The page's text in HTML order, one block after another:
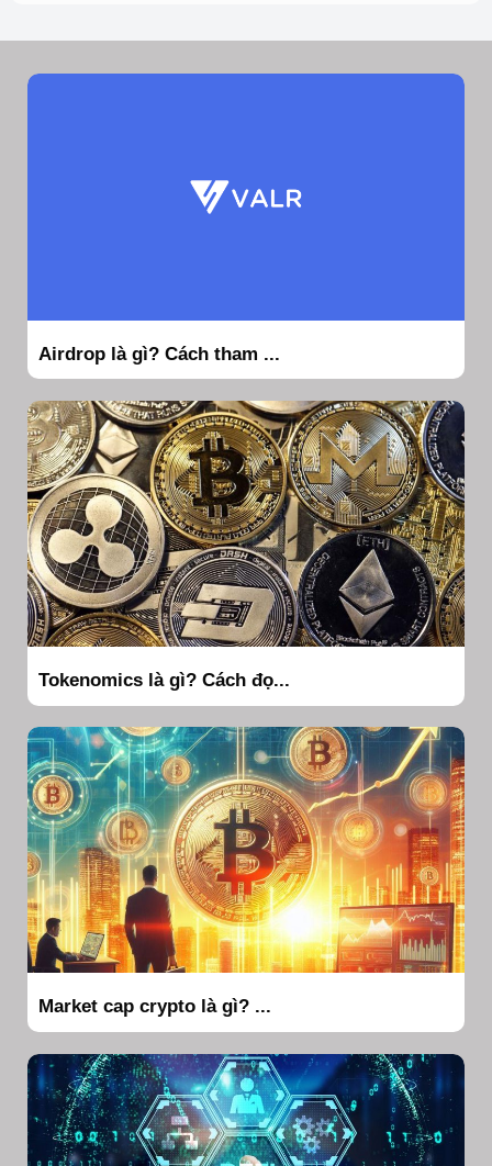
Airdrop là gì? Cách tham ...
Tokenomics là gì? Cách đọ...
Market cap crypto là gì? ...